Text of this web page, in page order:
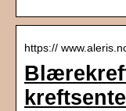
https://